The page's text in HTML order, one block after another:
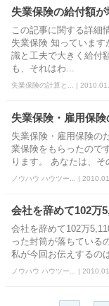
失業保険の給付額が
この記事に関する詳細
失業保険 知っていま
識と工夫で大きく給付
も、それはわ...
失業保険の計算と... |
失業保険・雇用保険
失業保険・雇用保険の
業保険をもらったので
ります。 あなたは、そ
ノウハウ ハウツー... |
会社を辞めて102万
会社を辞めて102万
った封筒が落ちている
私が今回お伝えするの
ノウハウ ハウツー... |